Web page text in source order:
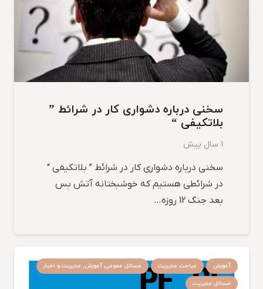
سخنی درباره دشواری کار در شرائط ”
بلاتکیفی “
1 سال پیش
سخنی درباره دشواری کار در شرائط ” بلاتکیفی “
در شرائطی هستیم که خوشبختانه آتش بس
بعد جنگ 12 روزه…
آموزش مباحث مدیریت
مسائل عمومی آموزش, مدیریت و اخبار
مسائل مدیریت